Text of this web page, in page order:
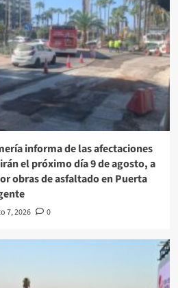
informa de las afectaciones
el próximo día 9 de agosto, a
obras de asfaltado en Puerta
7, 2026 0